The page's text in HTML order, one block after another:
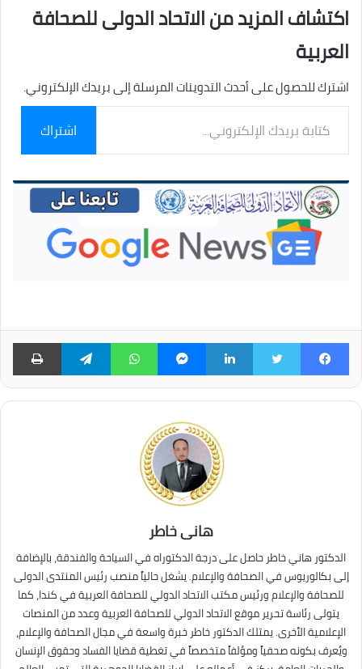
اكتشاف المزيد من الاتحاد الدولى للصحافة
العربية
اشترك للحصول على أحدث التدوينات المرسلة إلى بريدك الإلكتروني.
بريدك
الإلكتروني...
اشتراك
فيسبوك لينكدإن ماسنجر واتساب تيلقرام
هانى خاطر
الدكتور هاني خاطر حاصل على درجة الدكتوراه في السياحة والفندقة، بالإضافة
إلى بكالوريوس في الصحافة والإعلام. يشغل حالياً منصب رئيس المنتدى الدولى
للصحافة والإعلام ورئيس مكتب الاتحاد الدولي للصحافة العربية في كندا، كما
يتولى رئاسة تحرير موقع الاتحاد الدولي للصحافة العربية وعدد من المنصات
الإعلامية الأخرى. يمتلك الدكتور خاطر خبرة واسعة في مجال الصحافة والإعلام،
ويُعرف بكونه صحفياً ومؤلفاً متخصصاً في تغطية قضايا الفساد وحقوق الإنسان